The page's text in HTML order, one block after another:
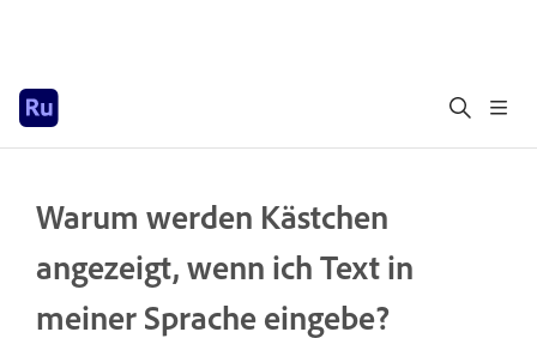
Warum werden Kästchen
angezeigt, wenn ich Text in
meiner Sprache eingebe?